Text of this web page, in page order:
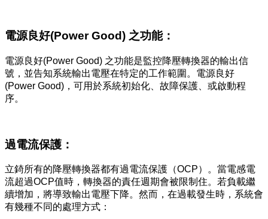
電源良好(Power Good) 之功能：
電源良好(Power Good) 之功能是監控降壓轉換器的輸出信
號，並告知系統輸出電壓在特定的工作範圍。電源良好
(Power Good)，可用於系統初始化、故障保護、或啟動程
序。
過電流保護：
立錡所有的降壓轉換器都有過電流保護（OCP）。當電感電
流超過OCP值時，轉換器的責任週期會被限制住。若負載繼
續增加，將導致輸出電壓下降。然而，在過載發生時，系統會
有幾種不同的處理方式：